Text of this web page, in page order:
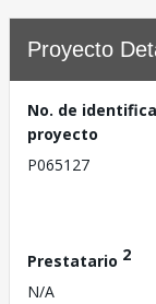
Proyecto
No. de
proyecto
P065127
Prestatario 2
N/A